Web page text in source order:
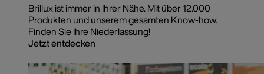
Brillux ist immer in Ihrer Nähe. Mit über 12.000
Produkten und unserem gesamten Know-how.
Finden Sie Ihre Niederlassung!
Jetzt entdecken